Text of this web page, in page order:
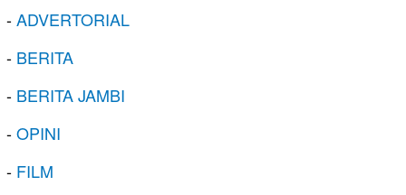
-ADVERTORIAL
- BERITA
- BERITA JAMBI
-OPINI
- FILM